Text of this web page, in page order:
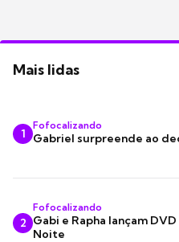
Mais lidas
1
Fofocalizando
Gabriel surpreende ao
2
Fofocalizando
Gabi e Rapha lançam
Noite